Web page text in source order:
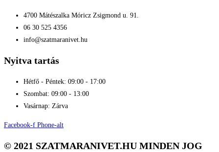
4700 Mátészalka Móricz Zsigmond u. 91.
06 30 525 4356
info@szatmaranivet.hu
Nyitva tartás
Hétfő - Péntek: 09:00 - 17:00
Szombat: 09:00 - 13:00
Vasárnap: Zárva
Facebook-f Phone-alt
© 2021 SZATMARANIVET.HU MINDEN JOG